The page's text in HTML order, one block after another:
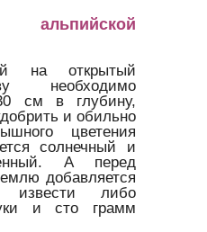
альпийской
на открытый
необходимо
см в глубину,
и обильно
цветения
солнечный и
А перед
добавляется
извести либо
и сто грамм